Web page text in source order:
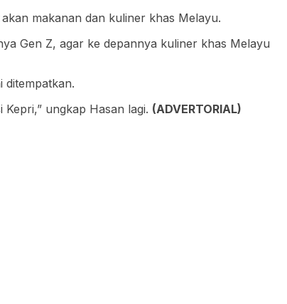
makanan dan kuliner khas Melayu.
Gen Z, agar ke depannya kuliner khas Melayu
ditempatkan.
ungkap Hasan lagi. (ADVERTORIAL)